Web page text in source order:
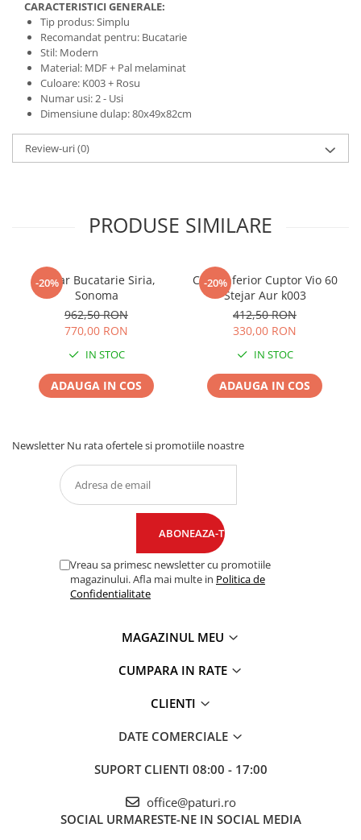
CARACTERISTICI GENERALE:
Tip produs: Simplu
Recomandat pentru: Bucatarie
Stil: Modern
Material: MDF + Pal melaminat
Culoare: K003 + Rosu
Numar usi: 2 - Usi
Dimensiune dulap: 80x49x82cm
Review-uri(0)
PRODUSE SIMILARE
-20%
Coltar Bucatarie Siria,
Sonoma
962,50 RON
770,00 RON
IN STOC
ADAUGA IN COS
-20%
Corp Inferior Cuptor Vio 60
Stejar Aur k003
412,50 RON
330,00 RON
IN STOC
ADAUGA IN COS
Newsletter Nu rata ofertele si promotiile noastre
Vreau sa primesc newsletter cu promotiile
magazinului. Afla mai multe in Politica de
Confidentialitate
MAGAZINUL MEU
CUMPARA IN RATE
CLIENTI
DATE COMERCIALE
SUPORT CLIENTI 08:00 - 17:00
office@paturi.ro
SOCIAL URMARESTE-NE IN SOCIAL MEDIA